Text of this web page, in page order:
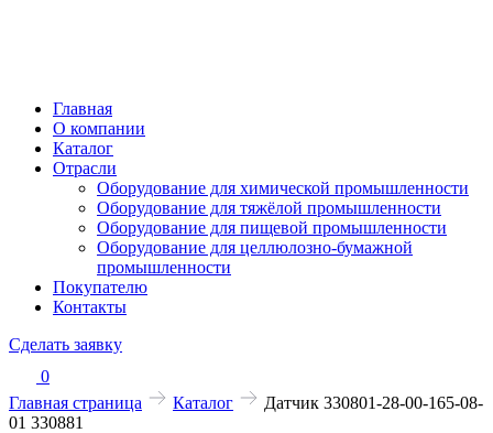
Главная
О компании
Каталог
Отрасли
Оборудование для химической промышленности
Оборудование для тяжёлой промышленности
Оборудование для пищевой промышленности
Оборудование для целлюлозно-бумажной
промышленности
Покупателю
Контакты
Сделать заявку
0
Главная страница
Каталог
Датчик 330801-28-00-165-08-
01 330881